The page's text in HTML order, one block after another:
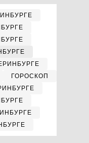
ГОРОСКОП